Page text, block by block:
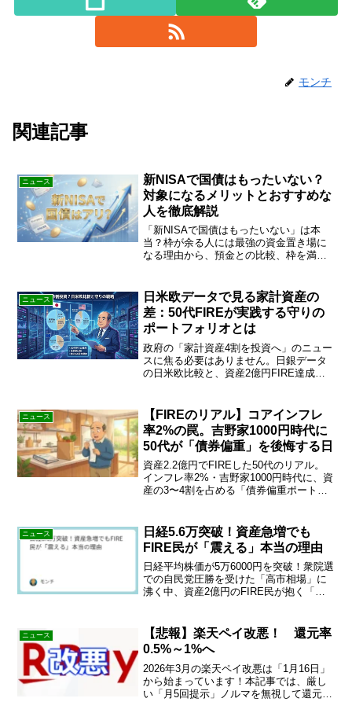
モンチ
関連記事
ニュース
新NISAで国債はもったいない？
対象になるメリットとおすすめな
人を徹底解説
「新NISAで国債はもったいない」は本
当？枠が余る人には最強の資金置き場に
なる理由から、預金との比較、枠を満額
チェック！
ニュース
日米欧データで見る家計資産の
差：50代FIREが実践する守りの
ポートフォリオとは
政府の「家計資産4割を投資へ」のニュー
スに焦る必要はありません。日銀データ
の日米欧比較と、資産2億円FIRE達成者
ょう！
ニュース
【FIREのリアル】コアインフレ
率2%の罠。吉野家1000円時代に
50代が「債券偏重」を後悔する日
資産2.2億円でFIREした50代のリアル。
インフレ率2%・吉野家1000円時代に、資
産の3〜4割を占める「債券偏重ポートフ
る防衛戦略を公開。続きをチェック！
ニュース
日経5.6万突破！資産急増でも
FIRE民が「震える」本当の理由
日経平均株価が5万6000円を突破！衆院選
での自民党圧勝を受けた「高市相場」に
沸く中、資産2億円のFIRE民が抱く「高
のリスクと、今投資家が取るべき冷静な
「守りの戦略」をプロの視点で解説しま
す。
ニュース
【悲報】楽天ペイ改悪！ 還元率
0.5%～1%へ
2026年3月の楽天ペイ改悪は「1月16日」
から始まっています！本記事では、厳し
い「月5回提示」ノルマを無視して還元率